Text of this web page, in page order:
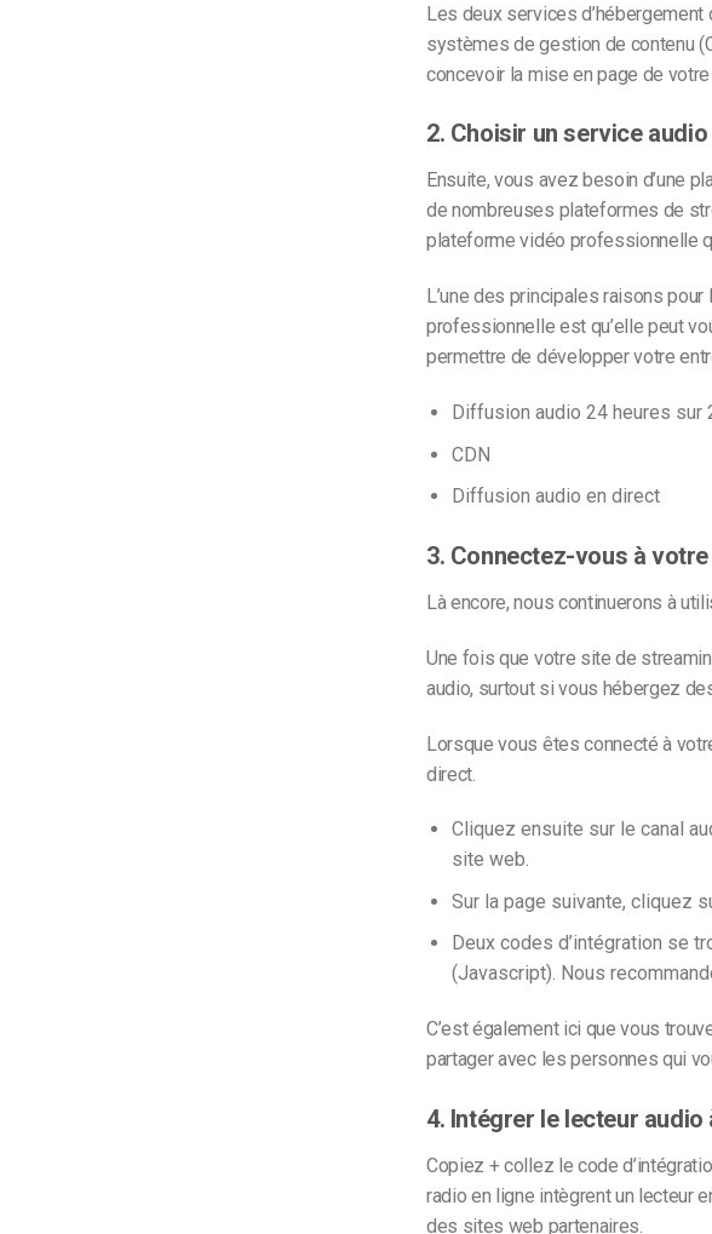
Les deux services
systèmes de gestion de contenu
concevoir la mise en page de
2. Choisir un service
Ensuite, vous avez besoin d’une
de nombreuses plateformes de
plateforme vidéo professionnelle
L’une des principales raisons
professionnelle est qu’elle peut
permettre de développer votre
Diffusion audio 24 heures sur
CDN
Diffusion audio en direct
3. Connectez-vous à
Là encore, nous continuerons à
Une fois que votre site de
audio, surtout si vous hébergez
Lorsque vous êtes connecté à
direct.
Cliquez ensuite sur le canal
site web.
Sur la page suivante, cliquez
Deux codes d’intégration se
(Javascript). Nous
C’est également ici que vous
partager avec les personnes qui
4. Intégrer le lecteur
Copiez + collez le code
radio en ligne intègrent un lecteur
des sites web partenaires.